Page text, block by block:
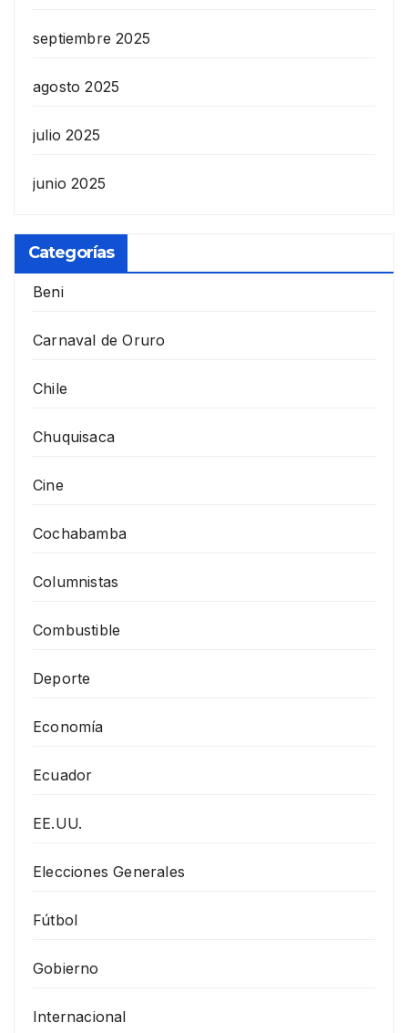
septiembre 2025
agosto 2025
julio 2025
junio 2025
Categorías
Beni
Carnaval de Oruro
Chile
Chuquisaca
Cine
Cochabamba
Columnistas
Combustible
Deporte
Economía
Ecuador
EE.UU.
Elecciones Generales
Fútbol
Gobierno
Internacional